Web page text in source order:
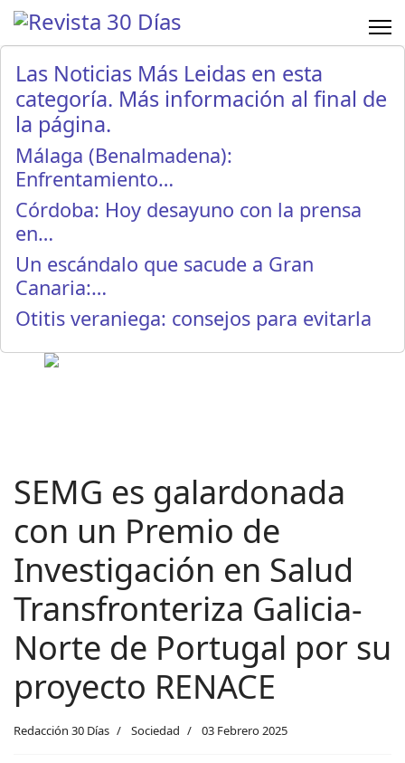
Las Noticias Más Leidas en esta
categoría. Más información al final de
la página.
Málaga (Benalmadena):
Enfrentamiento…
Córdoba: Hoy desayuno con la prensa
en…
Un escándalo que sacude a Gran
Canaria:…
Otitis veraniega: consejos para evitarla
SEMG es galardonada
con un Premio de
Investigación en Salud
Transfronteriza Galicia-
Norte de Portugal por su
proyecto RENACE
Redacción 30 Días Sociedad 03 Febrero 2025